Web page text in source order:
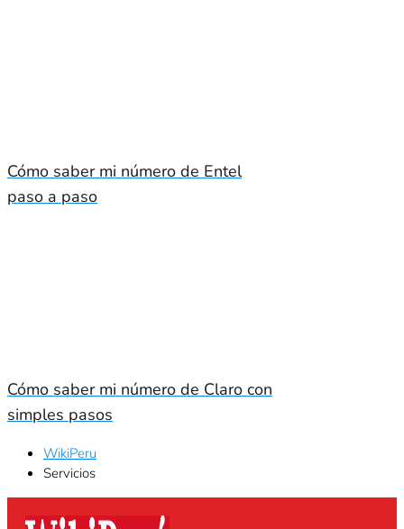
Cómo saber mi número de Entel
paso a paso
Cómo saber mi número de Claro con
simples pasos
WikiPeru
Servicios